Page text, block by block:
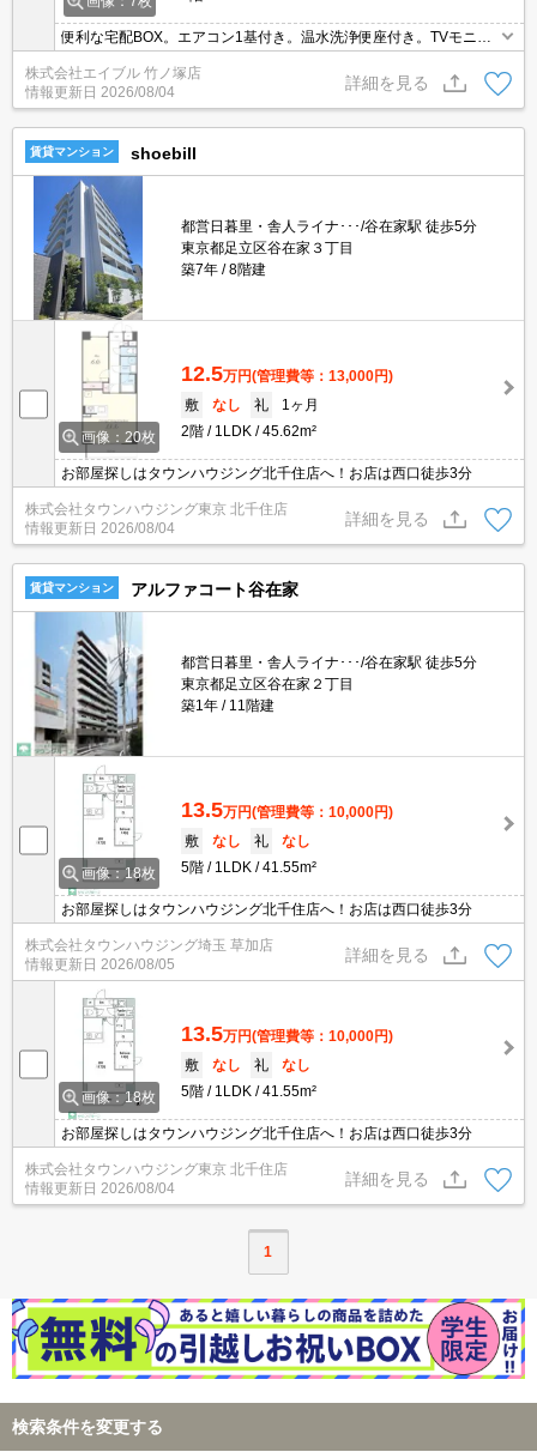
便利な宅配BOX。エアコン1基付き。温水洗浄便座付き。TVモニタ
ー付インターホン。シューズボックス付き。クローゼット付。浴室
換気乾燥式。インターネット無料。バス・トイレ別。
株式会社エイブル 竹ノ塚店
情報更新日 2026/08/04
詳細を見る
賃貸マンション shoebill
都営日暮里・舎人ライナ･･･/谷在家駅 徒歩5分
東京都足立区谷在家３丁目
築7年
8階建
画像：20枚
12.5万円(管理費等：13,000円)
敷
なし 礼
1ヶ月
2階
1LDK 45.62m²
お部屋探しはタウンハウジング北千住店へ！お店は西口徒歩3分
株式会社タウンハウジング東京 北千住店
情報更新日 2026/08/04
詳細を見る
賃貸マンション アルファコート谷在家
都営日暮里・舎人ライナ･･･/谷在家駅 徒歩5分
東京都足立区谷在家２丁目
築1年
11階建
画像：18枚
13.5万円(管理費等：10,000円)
敷
なし 礼
なし
5階
1LDK 41.55m²
お部屋探しはタウンハウジング北千住店へ！お店は西口徒歩3分
株式会社タウンハウジング埼玉 草加店
情報更新日 2026/08/05
詳細を見る
画像：18枚
13.5万円(管理費等：10,000円)
敷
なし 礼
なし
5階
1LDK 41.55m²
お部屋探しはタウンハウジング北千住店へ！お店は西口徒歩3分
株式会社タウンハウジング東京 北千住店
情報更新日 2026/08/04
詳細を見る
1
検索条件を変更する